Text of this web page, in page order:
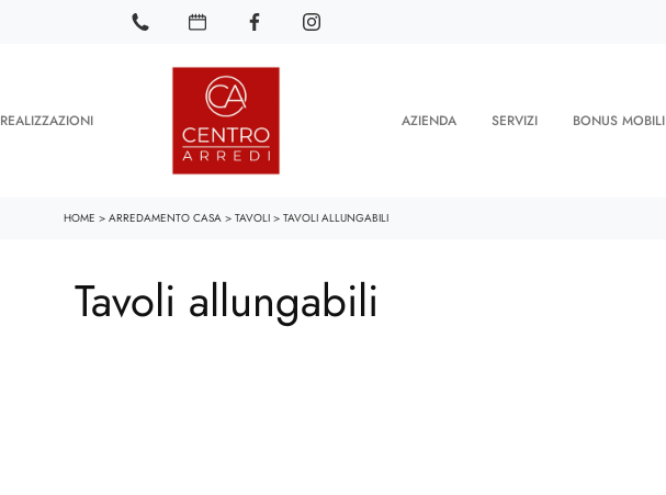
REALIZZAZIONI AZIENDA SERVIZI BONUS MOBILI
HOME > ARREDAMENTO CASA > TAVOLI > TAVOLI ALLUNGABILI
Tavoli allungabili